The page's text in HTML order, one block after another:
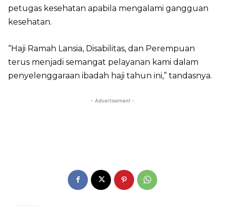
petugas kesehatan apabila mengalami gangguan
kesehatan.
“Haji Ramah Lansia, Disabilitas, dan Perempuan
terus menjadi semangat pelayanan kami dalam
penyelenggaraan ibadah haji tahun ini,” tandasnya.
- Advertisement -